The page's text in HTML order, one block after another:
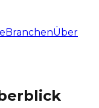
BranchenÜber